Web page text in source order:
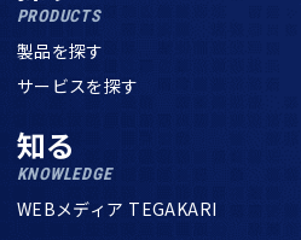
PRODUCTS
製品を探す
サービスを探す
知る
KNOWLEDGE
WEBメディア TEGAKARI